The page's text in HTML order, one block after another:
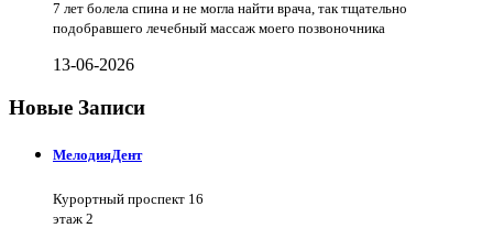
7 лет болела спина и не могла найти врача, так тщательно
подобравшего лечебный массаж моего позвоночника
13-06-2026
Новые Записи
МелодияДент
Курортный проспект 16
этаж 2